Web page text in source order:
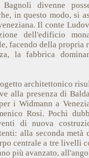
Bagnoli divenne
in questo modo, si
Il conte
dell'edificio
facendo della propria
la fabbrica
architettonico
alla presenza di
i Widmann a
Rosi. Pochi
di nuova
alla seconda
centrale a tre livelli
più avanzato,